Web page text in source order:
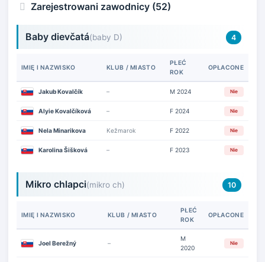
Zarejestrowani zawodnicy (52)
Baby dievčatá(baby D) 4
IMIĘ I NAZWISKO KLUB / MIASTO
PŁEĆ
ROK
OPŁACONE
Jakub Kovalčík – M 2024 Nie
Alyie Kovalčíková – F 2024 Nie
Nela Minarikova Kežmarok F 2022 Nie
Karolina Šišková – F 2023 Nie
Mikro chlapci(mikro ch) 10
IMIĘ I NAZWISKO KLUB / MIASTO
PŁEĆ
ROK
OPŁACONE
Joel Berežný –
M
2020
Nie